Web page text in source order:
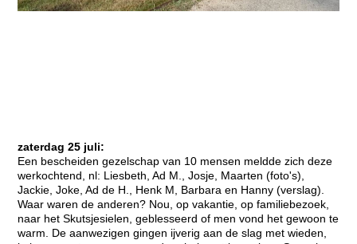
zaterdag 25 juli:
Een bescheiden gezelschap van 10 mensen meldde zich deze
werkochtend, nl: Liesbeth, Ad M., Josje, Maarten (foto's),
Jackie, Joke, Ad de H., Henk M, Barbara en Hanny (verslag).
Waar waren de anderen? Nou, op vakantie, op familiebezoek,
naar het Skutsjesielen, geblesseerd of men vond het gewoon te
warm. De aanwezigen gingen ijverig aan de slag met wieden,